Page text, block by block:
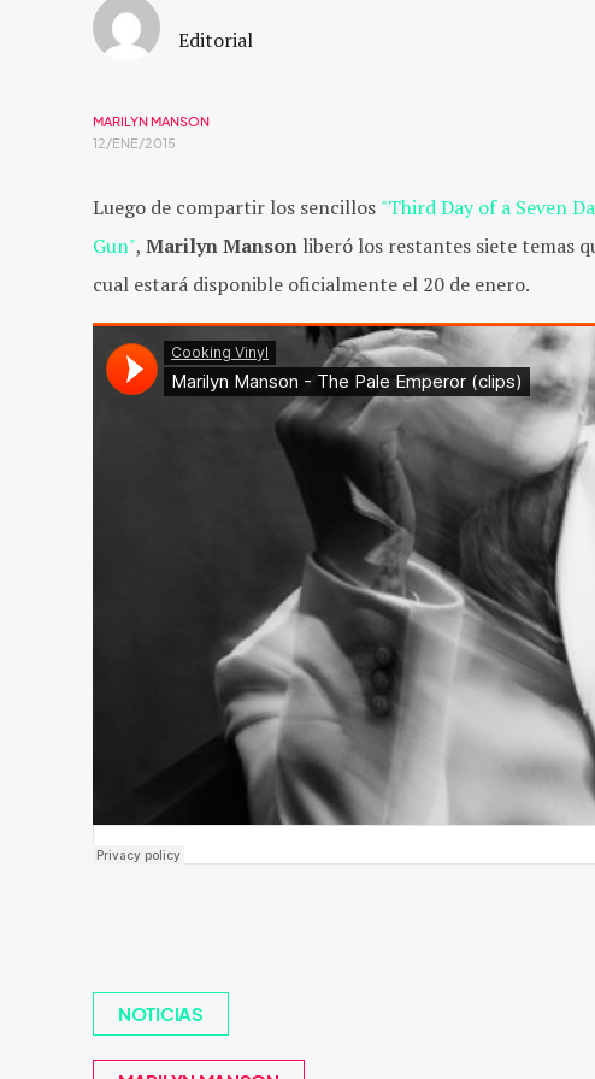
Editorial
MARILYN MANSON
12/ENE/2015
Luego de compartir los sencillos "Third Day of a Seven
Gun", Marilyn Manson liberó los restantes siete temas
cual estará disponible oficialmente el 20 de enero.
NOTICIAS